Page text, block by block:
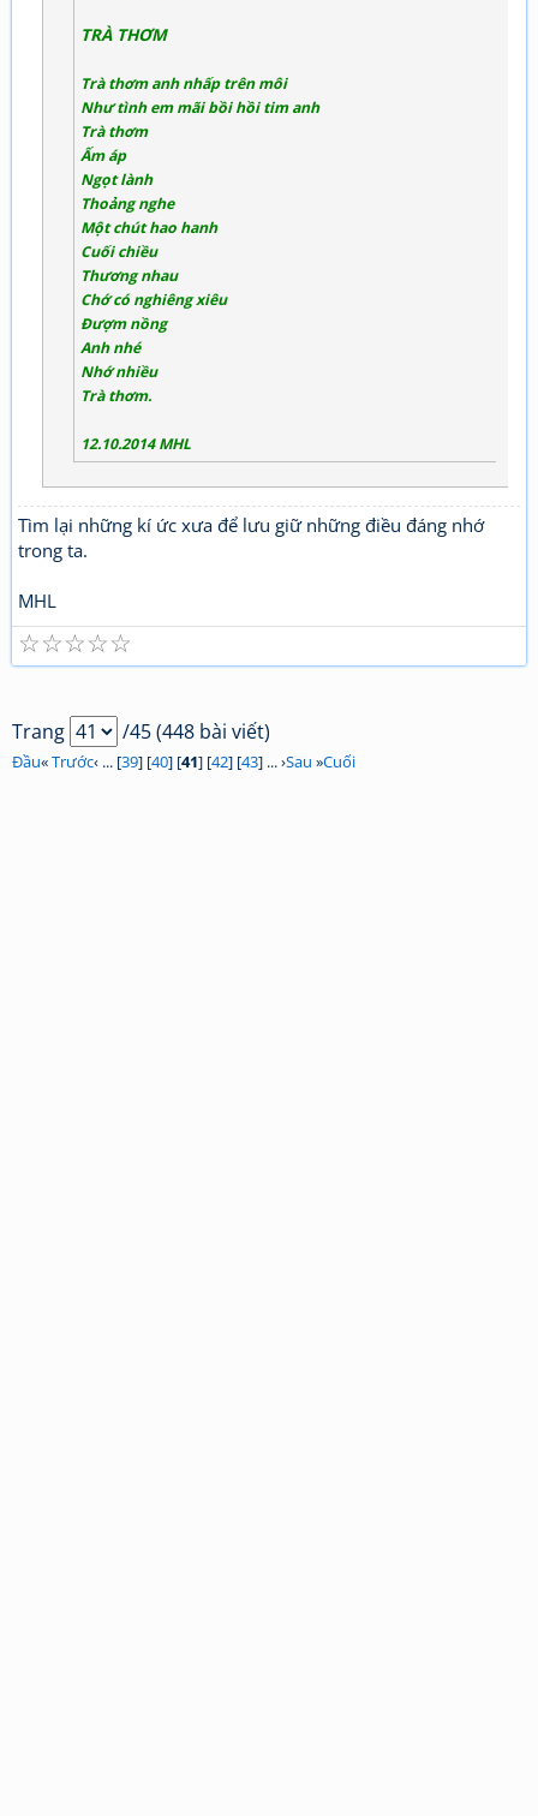
TRÀ THƠM
Trà thơm anh nhấp trên môi
Như tình em mãi bồi hồi tim anh
Trà thơm
Ấm áp
Ngọt lành
Thoảng nghe
Một chút hao hanh
Cuối chiều
Thương nhau
Chớ có nghiêng xiêu
Đượm nồng
Anh nhé
Nhớ nhiều
Trà thơm.
12.10.2014 MHL
Tìm lại những kí ức xưa để lưu giữ những điều đáng nhớ
trong ta.
MHL
☆
☆
☆
☆
☆
Trang /45 (448 bài viết)
Đầu«Trước‹ ... [39] [40] [41] [42] [43] ... ›Sau »Cuối